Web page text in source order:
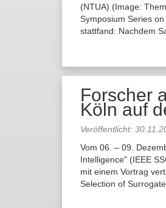
(NTUA) ​(Image:
Symposium Series
stattfand: Nachdem
Forscher
Köln auf
Veröffentlicht:
Vom 06. – 09.
Intelligence" (IEEE
mit einem Vortrag
Selection of